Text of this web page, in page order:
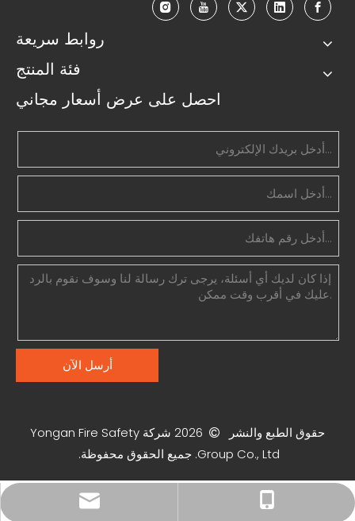
روابط سريعة
فئة المنتج
احصل على عرض أسعار مجاني
أرسل الآن
حقوق الطبع والنشر 
2026
شركة Yongan Fire Safety
Group Co., Ltd. جميع الحقوق محفوظة.